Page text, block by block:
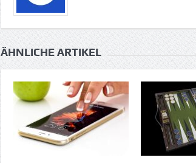
ÄHNLICHE ARTIKEL